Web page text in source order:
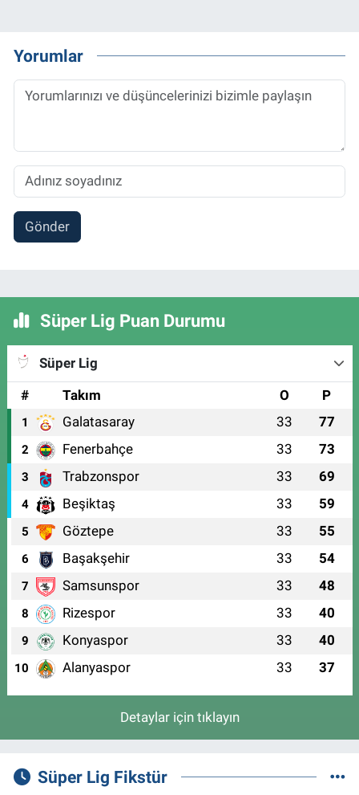
Yorumlar
Gönder
Süper Lig Puan Durumu
Süper Lig
#
Takım O P
1 Galatasaray 33 77
2 Fenerbahçe 33 73
3 Trabzonspor 33 69
4 Beşiktaş 33 59
5 Göztepe 33 55
6 Başakşehir 33 54
7 Samsunspor 33 48
8 Rizespor 33 40
9 Konyaspor 33 40
10 Alanyaspor 33 37
Detaylar için tıklayın
Süper Lig Fikstür